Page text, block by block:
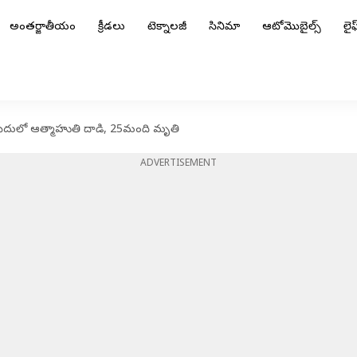
అంతర్జాతీయం క్రీడలు టెక్నాలజీ సినిమా ఆటోమొబైల్స్
ఆత్మాహుతి దాడి, 25మంది మృతి
ADVERTISEMENT